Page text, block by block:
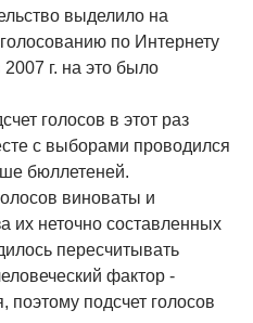
выделило на
по Интернету
2007 г. на это было
голосов в этот раз
с выборами проводился
бюллетеней.
виноваты и
их неточно составленных
пересчитывать
фактор -
поэтому подсчет голосов